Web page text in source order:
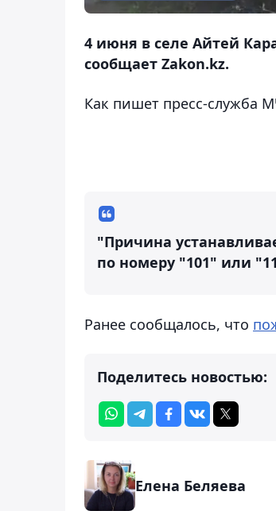
4 июня в селе Айтей
сообщает Zakon.kz.
Как пишет пресс-служба
"Причина
по номеру "101" или
Ранее сообщалось, что
Поделитесь новостью:
Елена Беляева